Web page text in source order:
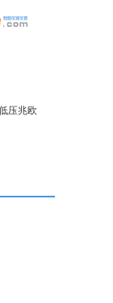
压兆欧